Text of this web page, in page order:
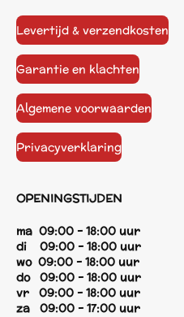
Levertijd & verzendkosten
Garantie en klachten
Algemene voorwaarden
Privacyverklaring
OPENINGSTIJDEN
ma 09:00 - 18:00 uur
di 09:00 - 18:00 uur
wo 09:00 - 18:00 uur
do 09:00 - 18:00 uur
vr 09:00 - 18:00 uur
za 09:00 - 17:00 uur